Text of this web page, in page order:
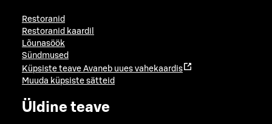
Restoranid
Restoranid kaardil
Lõunasöök
Sündmused
Küpsiste teave Avaneb uues vahekaardis
Muuda küpsiste sätteid
Üldine teave